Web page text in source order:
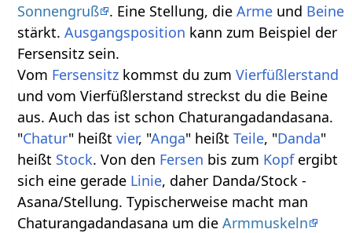
Sonnengruß . Eine Stellung, dieArme und Beine
stärkt.Ausgangsposition kann zum Beispiel der
Fersensitz sein.
Vom Fersensitz kommst du zumVierfüßlerstand
und vom Vierfüßlerstand streckst du die Beine
aus. Auch das ist schon Chaturangadandasana.
"Chatur" heißtvier, "Anga" heißtTeile, "Danda"
heißt Stock. Von den Fersen bis zum Kopfergibt
sich eine gerade Linie, daher Danda/Stock -
Asana/Stellung. Typischerweise macht man
Chaturangadandasana um dieArmmuskeln